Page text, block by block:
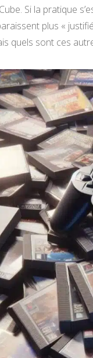
Si la pratique
plus «
quels sont ces